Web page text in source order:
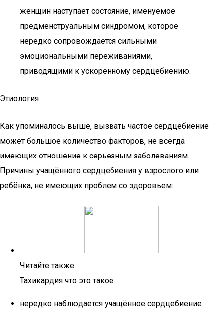
женщин наступает состояние, именуемое
предменструальным синдромом, которое
нередко сопровождается сильными
эмоциональными переживаниями,
приводящими к ускоренному сердцебиению.
Этиология
Как упоминалось выше, вызвать частое сердцебиение
может большое количество факторов, не всегда
имеющих отношение к серьёзным заболеваниям.
Причины учащённого сердцебиения у взрослого или
ребёнка, не имеющих проблем со здоровьем:
Читайте также:
Тахикардия что это такое
нередко наблюдается учащённое сердцебиение